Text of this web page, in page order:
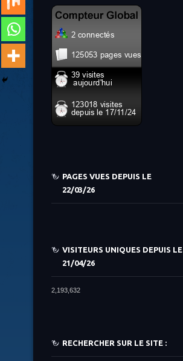
PAGES VUES DEPUIS LE
22/03/26
VISITEURS UNIQUES DEPUIS LE
21/04/26
2,193,632
RECHERCHER SUR LE SITE :